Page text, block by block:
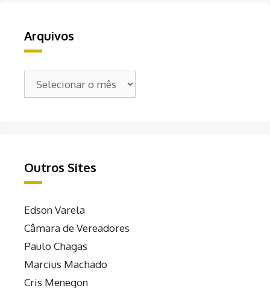
Arquivos
Outros Sites
Edson Varela
Câmara de Vereadores
Paulo Chagas
Marcius Machado
Cris Menegon